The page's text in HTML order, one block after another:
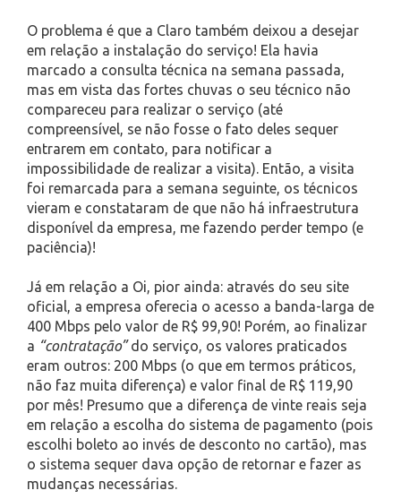
O problema é que a Claro também deixou a desejar
em relação a instalação do serviço! Ela havia
marcado a consulta técnica na semana passada,
mas em vista das fortes chuvas o seu técnico não
compareceu para realizar o serviço (até
compreensível, se não fosse o fato deles sequer
entrarem em contato, para notificar a
impossibilidade de realizar a visita). Então, a visita
foi remarcada para a semana seguinte, os técnicos
vieram e constataram de que não há infraestrutura
disponível da empresa, me fazendo perder tempo (e
paciência)!
Já em relação a Oi, pior ainda: através do seu site
oficial, a empresa oferecia o acesso a banda-larga de
400 Mbps pelo valor de R$ 99,90! Porém, ao finalizar
a “contratação”do serviço, os valores praticados
eram outros: 200 Mbps (o que em termos práticos,
não faz muita diferença) e valor final de R$ 119,90
por mês! Presumo que a diferença de vinte reais seja
em relação a escolha do sistema de pagamento (pois
escolhi boleto ao invés de desconto no cartão), mas
o sistema sequer dava opção de retornar e fazer as
mudanças necessárias.